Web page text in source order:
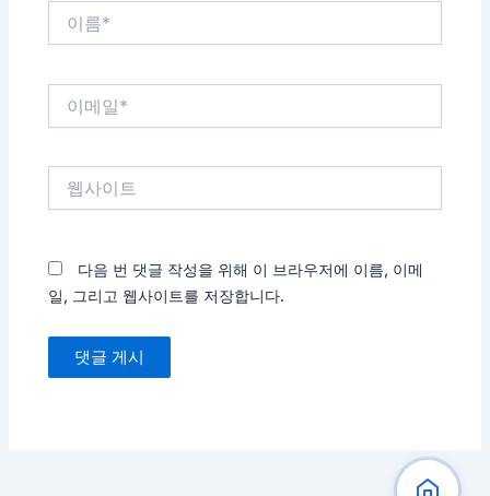
다음 번 댓글 작성을 위해 이 브라우저에 이름, 이메
일, 그리고 웹사이트를 저장합니다.